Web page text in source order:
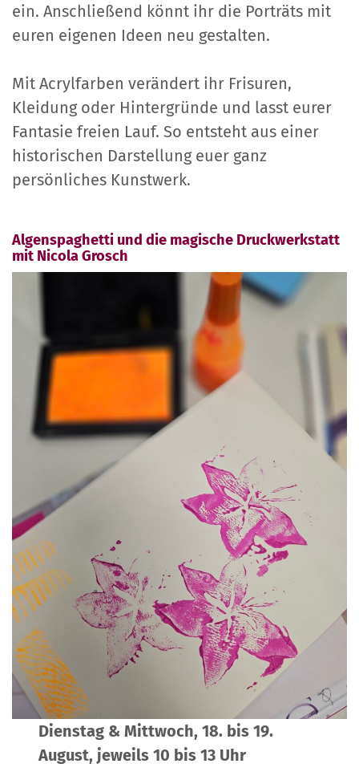
ein. Anschließend könnt ihr die Porträts mit
euren eigenen Ideen neu gestalten.
Mit Acrylfarben verändert ihr Frisuren,
Kleidung oder Hintergründe und lasst eurer
Fantasie freien Lauf. So entsteht aus einer
historischen Darstellung euer ganz
persönliches Kunstwerk.
Algenspaghetti und die magische Druckwerkstatt
mit Nicola Grosch
Dienstag & Mittwoch, 18. bis 19.
August, jeweils 10 bis 13 Uhr